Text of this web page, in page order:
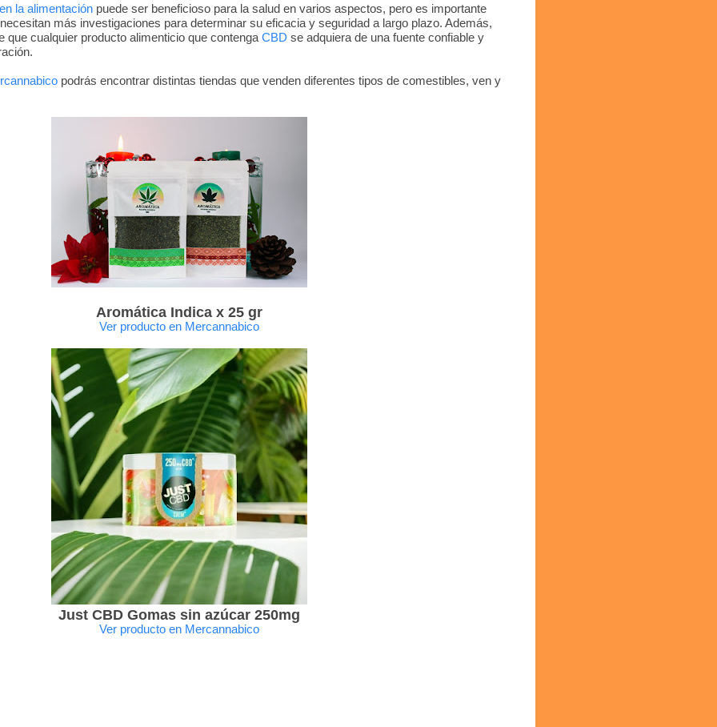
la alimentación puede ser beneficioso para la salud en varios aspectos, pero es importante
más investigaciones para determinar su eficacia y seguridad a largo plazo. Además,
que cualquier producto alimenticio que contenga CBD se adquiera de una fuente confiable y
podrás encontrar distintas tiendas que venden diferentes tipos de comestibles, ven y
Aromática Indica x 25 gr
Ver producto en Mercannabico
Just CBD Gomas sin azúcar 250mg
Ver producto en Mercannabico